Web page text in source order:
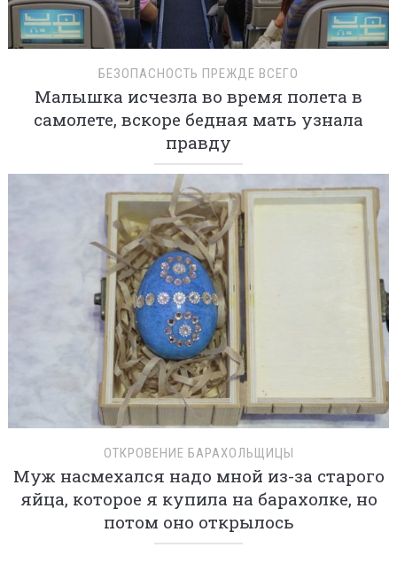
БЕЗОПАСНОСТЬ ПРЕЖДЕ ВСЕГО
Малышка исчезла во время полета в
самолете, вскоре бедная мать узнала
правду
ОТКРОВЕНИЕ БАРАХОЛЬЩИЦЫ
Муж насмехался надо мной из-за старого
яйца, которое я купила на барахолке, но
потом оно открылось